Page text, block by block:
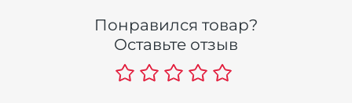
Понравился товар?
Оставьте отзыв